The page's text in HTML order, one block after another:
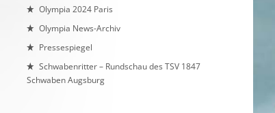
Olympia 2024 Paris
Olympia News-Archiv
Pressespiegel
Schwabenritter – Rundschau des TSV 1847
Schwaben Augsburg